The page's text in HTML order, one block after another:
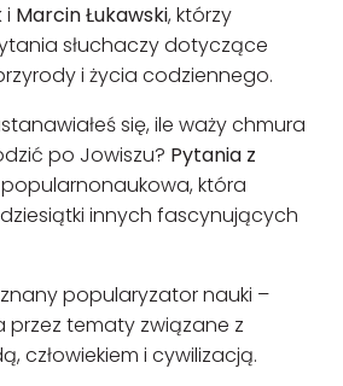
i Marcin Łukawski, którzy
słuchaczy dotyczące
i życia codziennego.
się, ile waży chmura
po Jowiszu? Pytania z
która
innych fascynujących
popularyzator nauki –
przez tematy związane z
człowiekiem i cywilizacją.